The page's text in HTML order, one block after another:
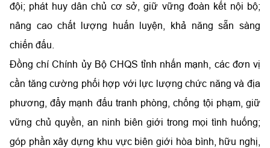
đội; phát huy dân chủ cơ sở, giữ vững đoàn kết nội bộ;
nâng cao chất lượng huấn luyện, khả năng sẵn sàng
chiến đấu.
Đồng chí Chính ủy Bộ CHQS tỉnh nhấn mạnh, các đơn vị
cần tăng cường phối hợp với lực lượng chức năng và địa
phương, đẩy mạnh đấu tranh phòng, chống tội phạm, giữ
vững chủ quyền, an ninh biên giới trong mọi tình huống;
góp phần xây dựng khu vực biên giới hòa bình, hữu nghị,